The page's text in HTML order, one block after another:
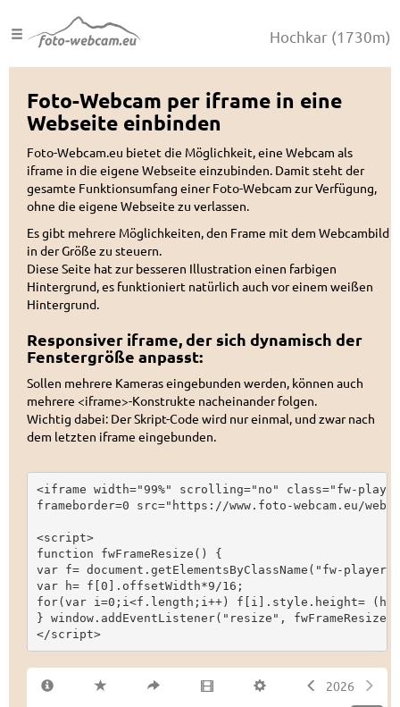
Hochkar (1730m)
Foto-Webcam per iframe in eine
Webseite einbinden
Foto-Webcam.eu bietet die Möglichkeit, eine Webcam als
iframe in die eigene Webseite einzubinden. Damit steht der
gesamte Funktionsumfang einer Foto-Webcam zur Verfügung,
ohne die eigene Webseite zu verlassen.
Es gibt mehrere Möglichkeiten, den Frame mit dem Webcambild
in der Größe zu steuern.
Diese Seite hat zur besseren Illustration einen farbigen
Hintergrund, es funktioniert natürlich auch vor einem weißen
Hintergrund.
Responsiver iframe, der sich dynamisch der
Fenstergröße anpasst:
Sollen mehrere Kameras eingebunden werden, können auch
mehrere <iframe>-Konstrukte nacheinander folgen.
Wichtig dabei: Der Skript-Code wird nur einmal, und zwar nach
dem letzten iframe eingebunden.
<iframe width="99%" scrolling="no" class="fw-
frameborder=0 src="https://www.foto-webcam.eu/
<script>
function fwFrameResize() {
var f= document.getElementsByClassName("fw-
var h= f[0].offsetWidth*9/16;
for(var i=0;i<f.length;i++) f[i].style.height=
} window.addEventListener("resize",
</script>